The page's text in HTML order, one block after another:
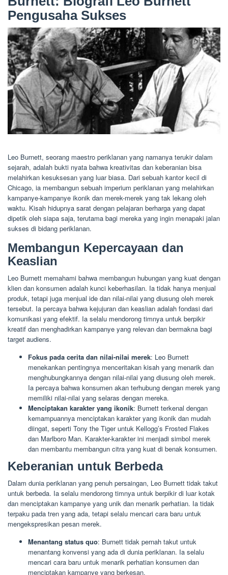
Pengusaha Sukses
Leo Burnett, seorang maestro periklanan yang namanya terukir dalam
sejarah, adalah bukti nyata bahwa kreativitas dan keberanian bisa
melahirkan kesuksesan yang luar biasa. Dari sebuah kantor kecil di
Chicago, ia membangun sebuah imperium periklanan yang melahirkan
kampanye-kampanye ikonik dan merek-merek yang tak lekang oleh
waktu. Kisah hidupnya sarat dengan pelajaran berharga yang dapat
dipetik oleh siapa saja, terutama bagi mereka yang ingin menapaki jalan
sukses di bidang periklanan.
Membangun Kepercayaan dan
Keaslian
Leo Burnett memahami bahwa membangun hubungan yang kuat dengan
klien dan konsumen adalah kunci keberhasilan. Ia tidak hanya menjual
produk, tetapi juga menjual ide dan nilai-nilai yang diusung oleh merek
tersebut. Ia percaya bahwa kejujuran dan keaslian adalah fondasi dari
komunikasi yang efektif. Ia selalu mendorong timnya untuk berpikir
kreatif dan menghadirkan kampanye yang relevan dan bermakna bagi
target audiens.
Fokus pada cerita dan nilai-nilai merek: Leo Burnett
menekankan pentingnya menceritakan kisah yang menarik dan
menghubungkannya dengan nilai-nilai yang diusung oleh merek.
Ia percaya bahwa konsumen akan terhubung dengan merek yang
memiliki nilai-nilai yang selaras dengan mereka.
Menciptakan karakter yang ikonik: Burnett terkenal dengan
kemampuannya menciptakan karakter yang ikonik dan mudah
diingat, seperti Tony the Tiger untuk Kellogg’s Frosted Flakes
dan Marlboro Man. Karakter-karakter ini menjadi simbol merek
dan membantu membangun citra yang kuat di benak konsumen.
Keberanian untuk Berbeda
Dalam dunia periklanan yang penuh persaingan, Leo Burnett tidak takut
untuk berbeda. Ia selalu mendorong timnya untuk berpikir di luar kotak
dan menciptakan kampanye yang unik dan menarik perhatian. Ia tidak
terpaku pada tren yang ada, tetapi selalu mencari cara baru untuk
mengekspresikan pesan merek.
Menantang status quo: Burnett tidak pernah takut untuk
menantang konvensi yang ada di dunia periklanan. Ia selalu
mencari cara baru untuk menarik perhatian konsumen dan
menciptakan kampanye yang berkesan.